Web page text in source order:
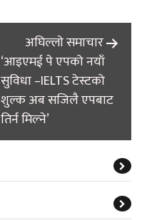
अघिल्लाे समाचार
‘आइएमई पे एपको नयाँ
सुविधा –IELTS टेस्टको
शुल्क अब सजिलै एपबाट
तिर्न मिल्ने’